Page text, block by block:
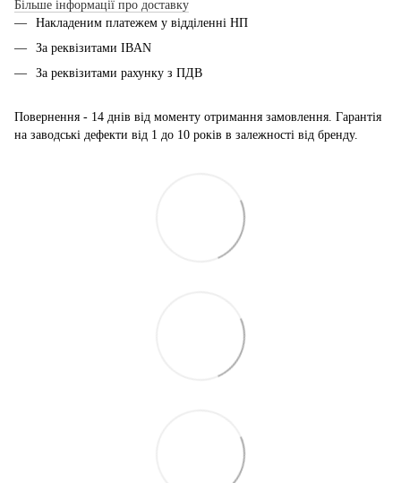
Більше інформації про доставку
Накладеним платежем у відділенні НП
За реквізитами IBAN
За реквізитами рахунку з ПДВ
Повернення - 14 днів від моменту отримання замовлення. Гарантія
на заводські дефекти від 1 до 10 років в залежності від бренду.